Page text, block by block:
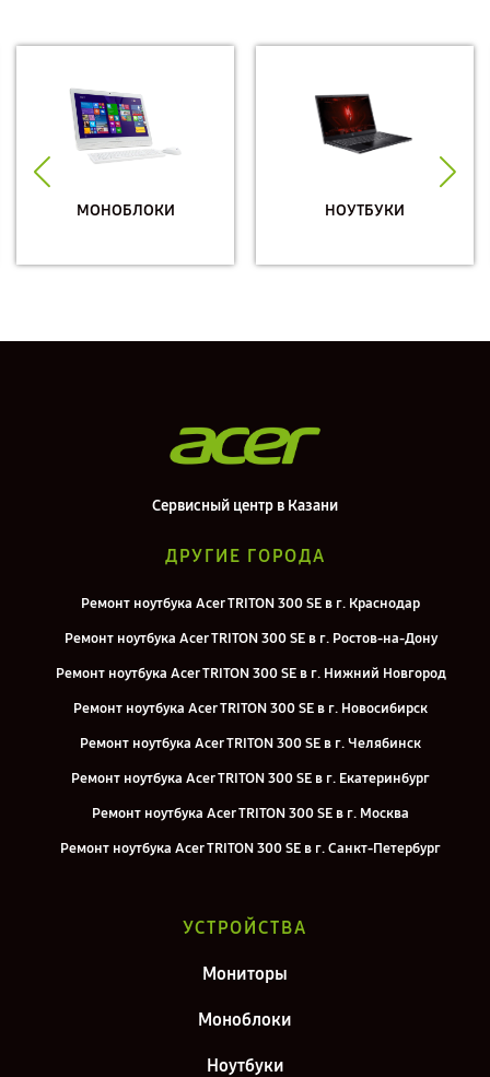
МОНОБЛОКИ НОУТБУКИ
Сервисный центр в Казани
ДРУГИЕ ГОРОДА
Ремонт ноутбука Acer TRITON 300 SE в г. Краснодар
Ремонт ноутбука Acer TRITON 300 SE в г. Ростов-на-Дону
Ремонт ноутбука Acer TRITON 300 SE в г. Нижний Новгород
Ремонт ноутбука Acer TRITON 300 SE в г. Новосибирск
Ремонт ноутбука Acer TRITON 300 SE в г. Челябинск
Ремонт ноутбука Acer TRITON 300 SE в г. Екатеринбург
Ремонт ноутбука Acer TRITON 300 SE в г. Москва
Ремонт ноутбука Acer TRITON 300 SE в г. Санкт-Петербург
УСТРОЙСТВА
Мониторы
Моноблоки
Ноутбуки